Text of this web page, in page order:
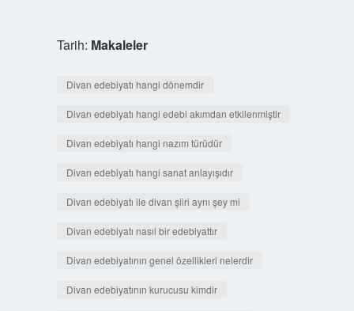
Tarih: Makaleler
Divan edebiyatı hangi dönemdir
Divan edebiyatı hangi edebi akımdan etkilenmiştir
Divan edebiyatı hangi nazım türüdür
Divan edebiyatı hangi sanat anlayışıdır
Divan edebiyatı ile divan şiiri aynı şey mi
Divan edebiyatı nasıl bir edebiyattır
Divan edebiyatının genel özellikleri nelerdir
Divan edebiyatının kurucusu kimdir